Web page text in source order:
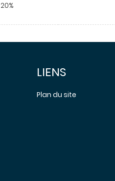
20%
LIENS
Plan du site